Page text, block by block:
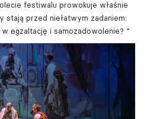
festiwalu prowokuje właśnie
stają przed niełatwym zadaniem:
egzaltację i samozadowolenie? ”